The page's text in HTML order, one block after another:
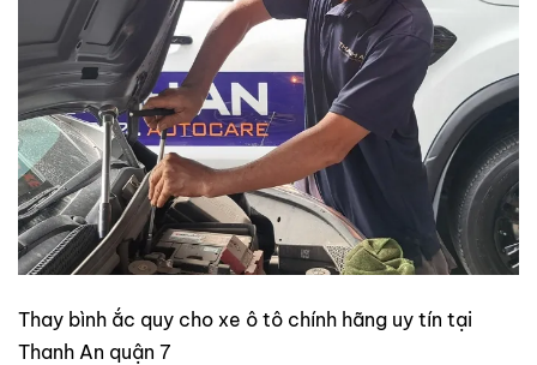
Thay bình ắc quy cho xe ô tô chính hãng uy tín tại
Thanh An quận 7